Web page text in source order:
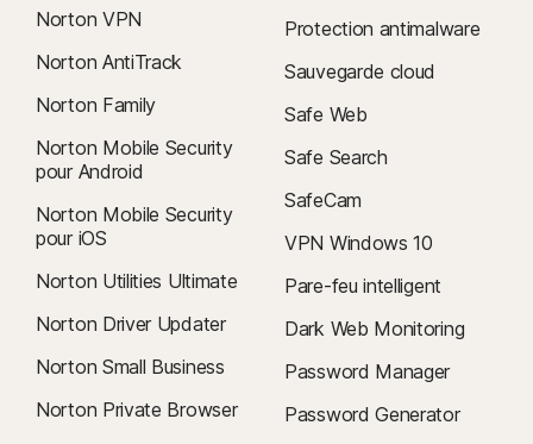
Norton VPN
Norton AntiTrack
Norton Family
Norton Mobile Security
pour Android
Norton Mobile Security
pour iOS
Norton Utilities Ultimate
Norton Driver Updater
Norton Small Business
Norton Private Browser
Protection antimalware
Sauvegarde cloud
Safe Web
Safe Search
SafeCam
VPN Windows 10
Pare-feu intelligent
Dark Web Monitoring
Password Manager
Password Generator